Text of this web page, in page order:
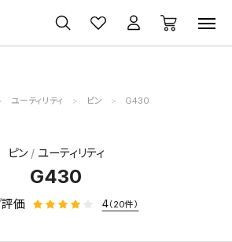
フ用品
買取
無料査定
クーポン
一覧
ユーティリティ ピン G430
ピン ユーティリティ
G430
評価 4（20件）